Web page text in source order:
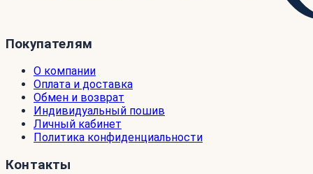
Покупателям
О компании
Оплата и доставка
Обмен и возврат
Индивидуальный пошив
Личный кабинет
Политика конфиденциальности
Контакты